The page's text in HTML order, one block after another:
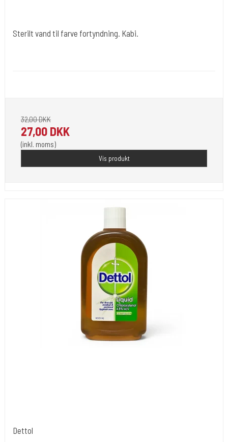
Sterilt vand til farve fortyndning. Kabi.
32,00 DKK
27,00 DKK
(inkl. moms)
Vis produkt
Dettol